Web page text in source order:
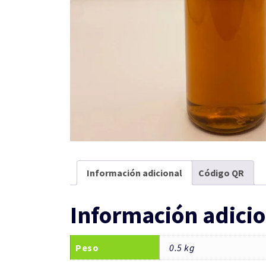
Información adicional Código QR
Información
Peso 0.5 kg